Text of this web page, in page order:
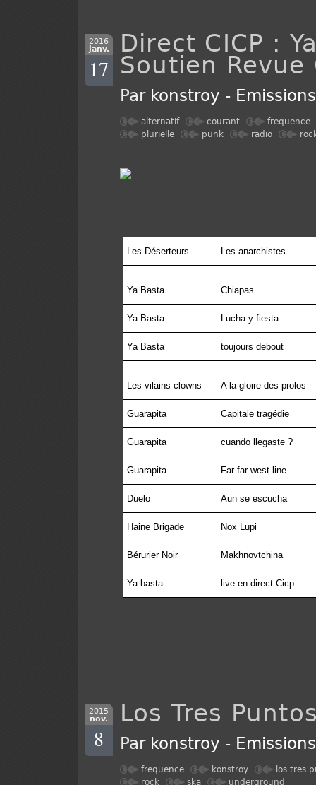
2016
janv.
17
Direct CICP :
Soutien
Par konstroy -
alternatif courant
frequence
plurielle
punk radio
Les Déserteurs Les anarchistes
Ya Basta Chiapas
Ya Basta Lucha y fiesta
Ya Basta toujours debout
Les vilains clowns A la gloire des prolos
Guarapita Capitale tragédie
Guarapita cuando llegaste ?
Guarapita Far far west line
Duelo Aun se escucha
Haine Brigade Nox Lupi
Bérurier Noir Makhnovtchina
Ya basta live en direct Cicp
2015
nov.
8
Los Tres
Par konstroy -
frequence konstroy
los tres
rock
ska underground